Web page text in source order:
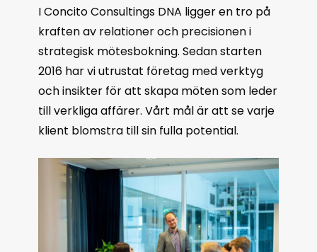
I Concito Consultings DNA ligger en tro på
kraften av relationer och precisionen i
strategisk mötesbokning. Sedan starten
2016 har vi utrustat företag med verktyg
och insikter för att skapa möten som leder
till verkliga affärer. Vårt mål är att se varje
klient blomstra till sin fulla potential.